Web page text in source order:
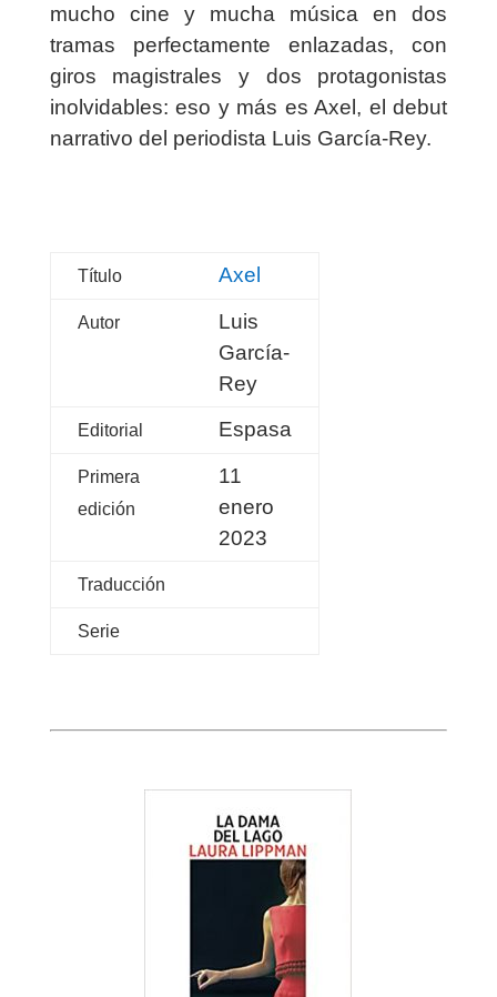
mucho cine y mucha música endos
tramas perfectamente enlazadas, con
giros magistrales y dos protagonistas
inolvidables: eso y más esAxel , el debut
narrativo del periodista Luis García-Rey.
Título Axel
Autor
Luis
García-
Rey
Editorial Espasa
Primera
edición
11
enero
2023
Traducción
Serie